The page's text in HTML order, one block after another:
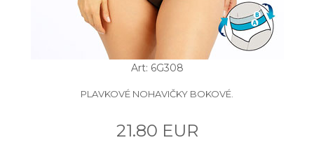
Art: 6G308
PLAVKOVÉ NOHAVIČKY BOKOVÉ.
21.80 EUR